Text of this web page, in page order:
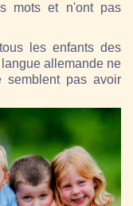
mots et n'ont pas
les enfants des
allemande ne
semblent pas avoir